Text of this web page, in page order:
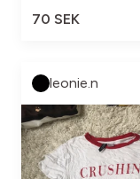
70 SEK
leonie.n